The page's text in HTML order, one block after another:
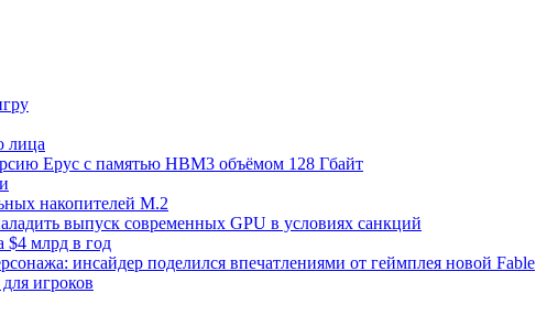
лица
Epyc с памятью HBM3 объёмом 128 Гбайт
накопителей M.2
выпуск современных GPU в условиях санкций
$4 млрд в год
инсайдер поделился впечатлениями от геймплея новой Fable
игроков